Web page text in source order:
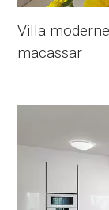
Villa
macassar